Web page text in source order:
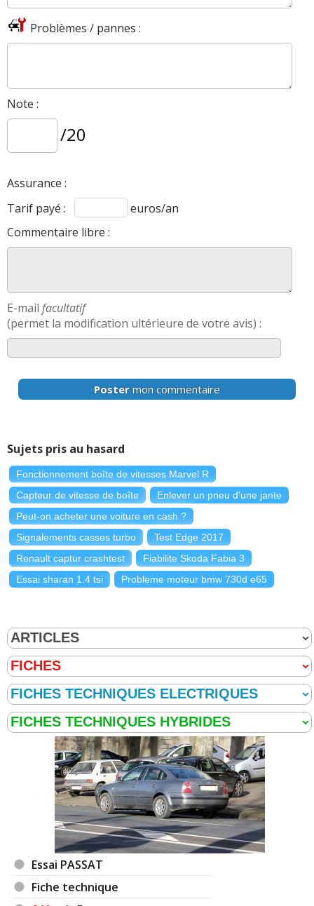
Problèmes / pannes :
Note :
/20
Assurance :
Tarif payé :
euros/an
Commentaire libre :
E-mail facultatif
(permet la modification ultérieure de votre avis) :
Poster mon commentaire
Sujets pris au hasard
Fonctionnement boîte de vitesses Marvel R
Capteur de vitesse de boîte
Enlever un pneu d'une jante
Peut-on acheter une voiture en cash ?
Signalements casses turbo
Test Edge 2017
Renault captur crashtest
Fiabilite Skoda Fabia 3
Essai sharan 1.4 tsi
Probleme moteur bmw 730d e65
Essai PASSAT
Fiche technique